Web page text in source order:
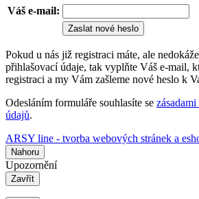
Váš e-mail:
Zaslat nové heslo
Pokud u nás již registraci máte, ale
přihlašovací údaje, tak vyplňte Váš e-mail,
registraci a my Vám zašleme nové heslo k
Odesláním formuláře souhlasíte se
údajů.
ARSY line - tvorba webových stránek a
Nahoru
Upozornění
Zavřít